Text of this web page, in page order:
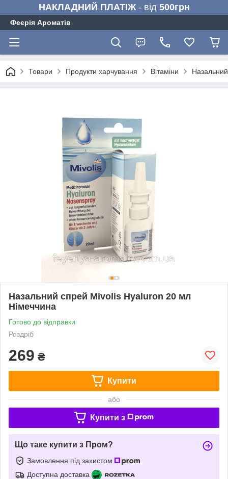
НАКЛАДНИЙ ПЛАТІЖ- від 500грн
Феєрія Ароматів
Товари Продукти харчування Вітаміни
Назальний спрей Mivolis Hyaluron 20 мл
Німеччина
Готово до відправки
Роздріб
269 ₴
Купити
або
Купити з
Що таке купити з Пром?
Замовлення під захистом
Доступна доставка